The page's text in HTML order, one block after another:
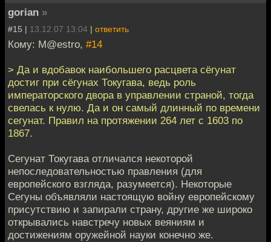
gorian »
#15 | 13.12.07 13:04 | ответить
Кому: M@estro, #14
> Да и вдобавок наибольшего расцвета сёгунат
достиг при сёгунах Токугава, ведь роль
императорского двора в управлении страной, тогда
свелась к нулю. Да и он самый длинный по времени
сегунат. Правил на протяжении 264 лет с 1603 по
1867.
Сегунат Токугава отличался некоторой
непоследовательностью правления (для
европейского взгляда, разумеется). Некоторые
Сегуны объявляли настоящую войну европейскому
присутствию и запирали страну, другие же широко
открывались навстречу новых веяниям и
достижениям оружейной науки конечно же.